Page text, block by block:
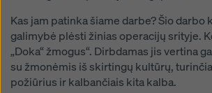
Kas jam patinka šiame darbe? Šio darbo
galimybė plėsti žinias operacijų srityje.
„Doka“ žmogus“. Dirbdamas jis vertina
su žmonėmis iš skirtingų kultūrų,
požiūrius ir kalbančiais kita kalba.